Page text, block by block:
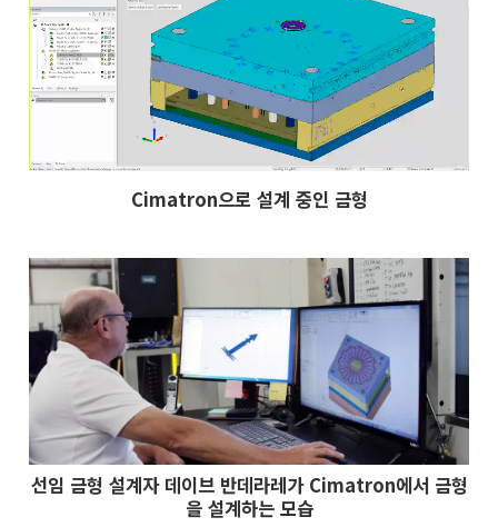
Cimatron으로 설계 중인 금형
선임 금형 설계자 데이브 반데라레가 Cimatron에서 금형
을 설계하는 모습